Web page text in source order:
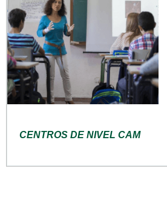
CENTROS DE NIVEL CAM